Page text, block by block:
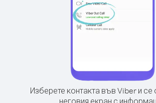
Изберете контакта във Viber и се
неговия екран с